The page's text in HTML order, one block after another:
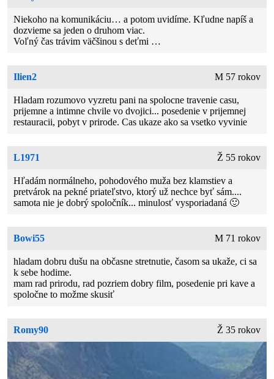
Niekoho na komunikáciu… a potom uvidíme. Kľudne napíš a
dozvieme sa jeden o druhom viac.
Voľný čas trávim väčšinou s deťmi …
Ilien2 M 57 rokov
Hladam rozumovo vyzretu pani na spolocne travenie casu,
prijemne a intimne chvile vo dvojici... posedenie v prijemnej
restauracii, pobyt v prirode. Cas ukaze ako sa vsetko vyvinie
L1971 Ž 55 rokov
Hľadám normálneho, pohodového muža bez klamstiev a
pretvárok na pekné priateľstvo, ktorý už nechce byť sám....
samota nie je dobrý spoločník... minulosť vysporiadaná 🙂
Bowi55 M 71 rokov
hladam dobru dušu na občasne stretnutie, časom sa ukaže, ci sa
k sebe hodime.
mam rad prirodu, rad pozriem dobry film, posedenie pri kave a
spoločne to možme skusiť
Romy90 Ž 35 rokov